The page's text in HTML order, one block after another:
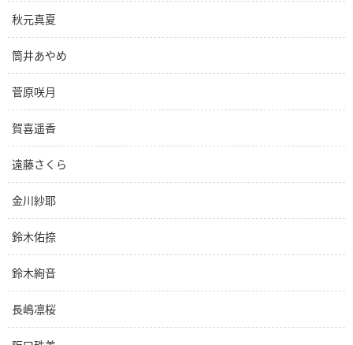
秋元真夏
筒井あやめ
菅原咲月
賀喜遥香
遠藤さくら
金川紗耶
鈴木佑捺
鈴木絢音
長嶋凛桜